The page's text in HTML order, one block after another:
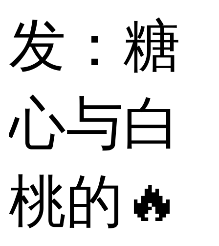
发：糖
心与白
桃的🔥